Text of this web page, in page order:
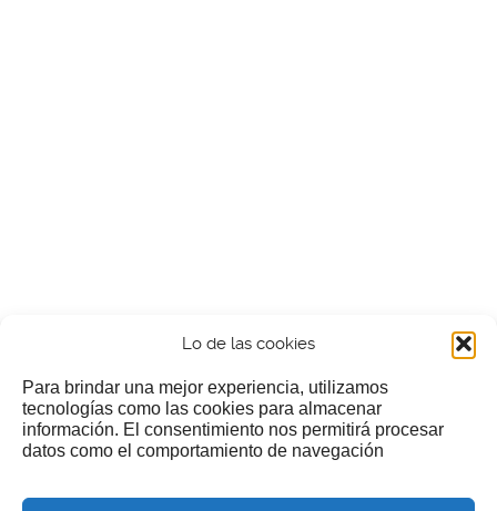
Lo de las cookies
Para brindar una mejor experiencia, utilizamos
tecnologías como las cookies para almacenar
información. El consentimiento nos permitirá procesar
datos como el comportamiento de navegación
¿Nos invitas a un cafecillo?
Si te gusta nuestra web puedes echar limosna a estos